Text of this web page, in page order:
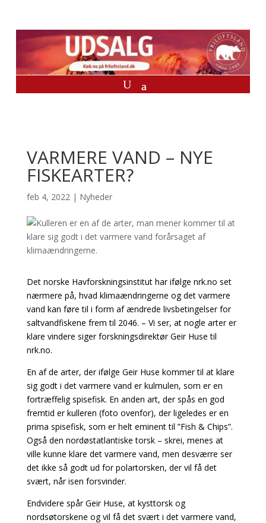
VARMERE VAND – NYE
FISKEARTER?
feb 4, 2022| Nyheder
Det norske Havforskningsinstitut har ifølge nrk.no set
nærmere på, hvad klimaændringerne og det varmere
vand kan føre til i form af ændrede livsbetingelser for
saltvandfiskene frem til 2046. – Vi ser, at nogle arter er
klare vindere siger forskningsdirektør Geir Huse til
nrk.no.
En af de arter, der ifølge Geir Huse kommer til at klare
sig godt i det varmere vand er kulmulen, som er en
fortræffelig spisefisk. En anden art, der spås en god
fremtid er kulleren (foto ovenfor), der ligeledes er en
prima spisefisk, som er helt eminent til ”Fish & Chips”.
Også den nordøstatlantiske torsk – skrei, menes at
ville kunne klare det varmere vand, men desværre ser
det ikke så godt ud for polartorsken, der vil få det
svært, når isen forsvinder.
Endvidere spår Geir Huse, at kysttorsk og
nordsøtorskene og vil få det svært i det varmere vand,